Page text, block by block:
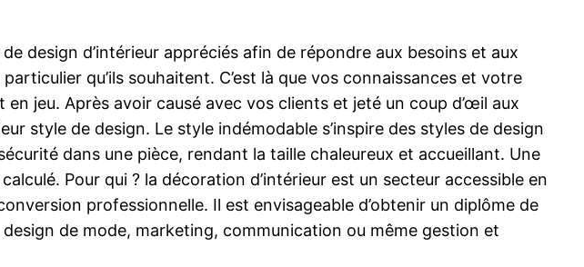
design d’intérieur appréciés afin de répondre aux besoins et aux
qu’ils souhaitent. C’est là que vos connaissances et votre
jeu. Après avoir causé avec vos clients et jeté un coup d’œil aux
style de design. Le style indémodable s’inspire des styles de design
dans une pièce, rendant la taille chaleureux et accueillant. Une
Pour qui ? la décoration d’intérieur est un secteur accessible en
professionnelle. Il est envisageable d’obtenir un diplôme de
de mode, marketing, communication ou même gestion et